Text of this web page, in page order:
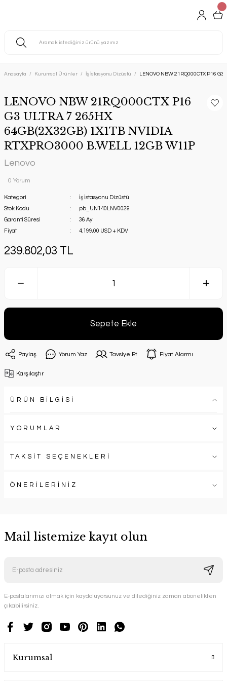
Anasayfa Kurumsal Ürünler İş İstasyonu Dizüstü LENOVO NBW 21RQ000CTX P16
LENOVO NBW 21RQ000CTX P16
G3 ULTRA 7 265HX
64GB(2X32GB) 1X1TB NVIDIA
RTXPRO3000 B.WELL 12GB W11P
Lenovo
0 Yorum
Kategori
İş İstasyonu Dizüstü
Stok Kodu
pb_UN140LNV0029
Garanti Süresi
36 Ay
Fiyat
4.199,00 USD + KDV
239.802,03 TL
Sepete Ekle
Paylaş Yorum Yaz Tavsiye Et Fiyat Alarmı
Karşılaştır
ÜRÜN BİLGİSİ
YORUMLAR
TAKSİT SEÇENEKLERİ
ÖNERİLERİNİZ
Mail listemize kayıt olun
E-postalarımızı almak için kaydoluyorsunuz ve dilediğiniz zaman abonelikten
çıkabilirsiniz.
Kurumsal